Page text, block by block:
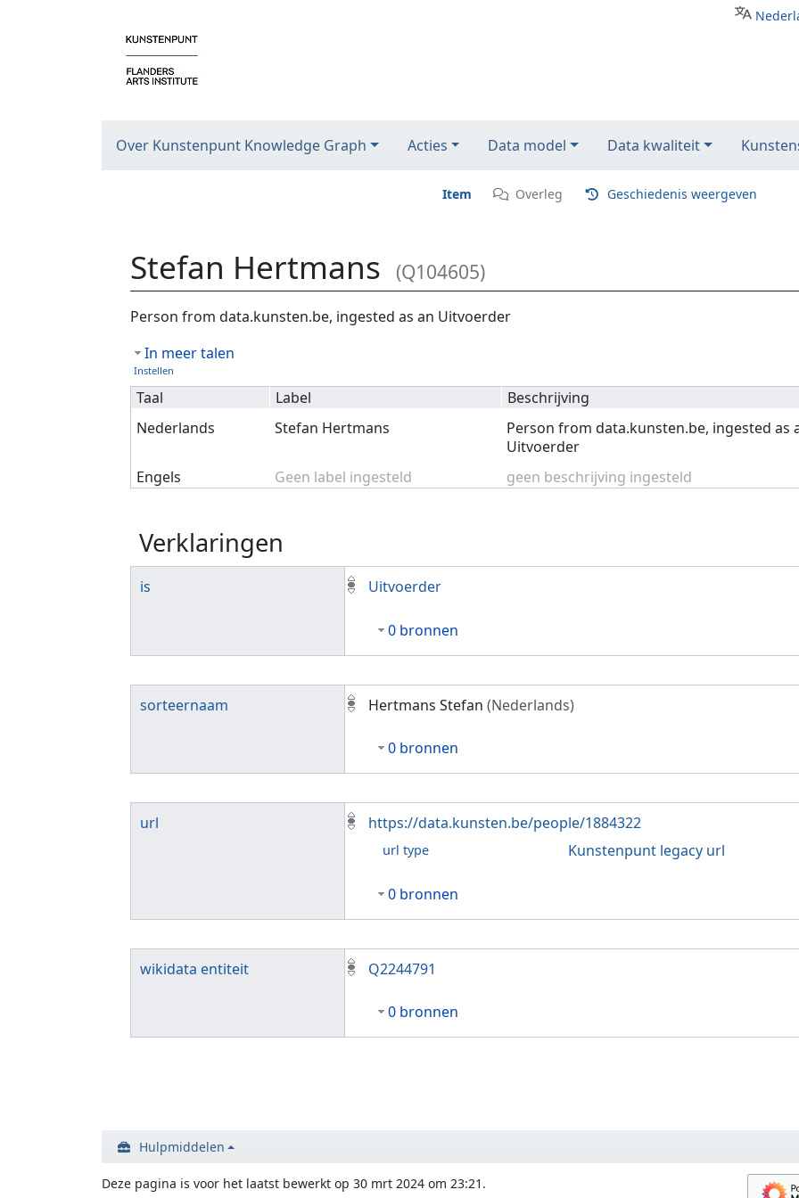
Over Kunstenpunt Knowledge Graph Acties Data model Data kwaliteit
Item Overleg Geschiedenis weergeven
Stefan Hertmans (Q104605)
Ga naar:navigatie,zoeken
Person from data.kunsten.be, ingested as an Uitvoerder
In meer talen
Instellen
Taal Label
Beschrijving
Nederlands
Stefan Hertmans
Person from data.kunsten.be, ingested as
Uitvoerder
Engels
Geen label ingesteld geen beschrijving ingesteld
Verklaringen
is Uitvoerder
0 bronnen
sorteernaam Hertmans Stefan (Nederlands)
0 bronnen
url https://data.kunsten.be/people/1884322
url type Kunstenpunt legacy url
0 bronnen
wikidata entiteit Q2244791
0 bronnen
Hulpmiddelen
Deze pagina is voor het laatst bewerkt op 30 mrt 2024 om 23:21.